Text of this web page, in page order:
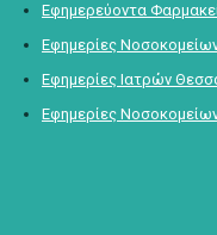
Εφημερεύοντα
Εφημερίες
Εφημερίες Ιατρών
Εφημερίες